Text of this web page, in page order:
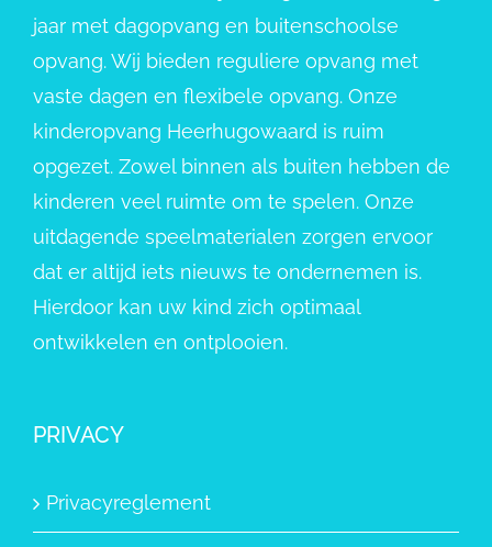
jaar met dagopvang en buitenschoolse
opvang. Wij bieden reguliere opvang met
vaste dagen en flexibele opvang. Onze
kinderopvang Heerhugowaard is ruim
opgezet. Zowel binnen als buiten hebben de
kinderen veel ruimte om te spelen. Onze
uitdagende speelmaterialen zorgen ervoor
dat er altijd iets nieuws te ondernemen is.
Hierdoor kan uw kind zich optimaal
ontwikkelen en ontplooien.
PRIVACY
Privacyreglement